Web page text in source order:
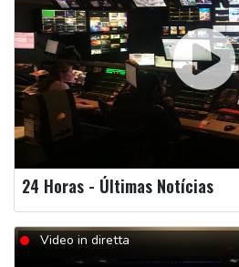
24 Horas - Últimas Notícias
Video in diretta